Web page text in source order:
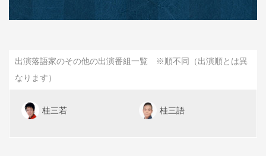
出演落語家のその他の出演番組一覧 ※順不同（出演順とは異
なります）
桂三若 桂三語